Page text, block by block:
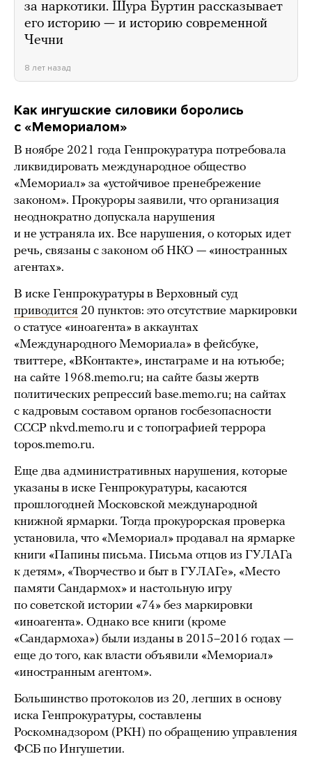
за наркотики. Шура Буртин рассказывает
его историю — и историю современной
Чечни
8 лет назад
Как ингушские силовики боролись
с «Мемориалом»
В ноябре 2021 года Генпрокуратура потребовала
ликвидировать международное общество
«Мемориал» за «устойчивое пренебрежение
законом». Прокуроры заявили, что организация
неоднократно допускала нарушения
и не устраняла их. Все нарушения, о которых идет
речь, связаны с законом об НКО — «иностранных
агентах».
В иске Генпрокуратуры в Верховный суд
приводится 20 пунктов: это отсутствие маркировки
о статусе «иноагента» в аккаунтах
«Международного Мемориала» в фейсбуке,
твиттере, «ВКонтакте», инстаграме и на ютьюбе;
на сайте 1968.memo.ru; на сайте базы жертв
политических репрессий base.memo.ru; на сайтах
с кадровым составом органов госбезопасности
СССР nkvd.memo.ru и с топографией террора
topos.memo.ru.
Еще два административных нарушения, которые
указаны в иске Генпрокуратуры, касаются
прошлогодней Московской международной
книжной ярмарки. Тогда прокурорская проверка
установила, что «Мемориал» продавал на ярмарке
книги «Папины письма. Письма отцов из ГУЛАГа
к детям», «Творчество и быт в ГУЛАГе», «Место
памяти Сандармох» и настольную игру
по советской истории «74» без маркировки
«иноагента». Однако все книги (кроме
«Сандармоха») были изданы в 2015–2016 годах —
еще до того, как власти объявили «Мемориал»
«иностранным агентом».
Большинство протоколов из 20, легших в основу
иска Генпрокуратуры, составлены
Роскомнадзором (РКН) по обращению управления
ФСБ по Ингушетии.